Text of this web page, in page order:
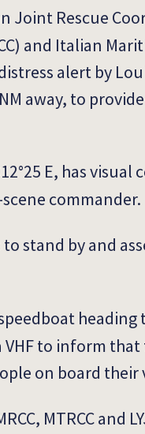
Joint Rescue
and Italian
alert by
away, to
E, has
commander.
stand by and
heading
to inform
on board their
MTRCC and